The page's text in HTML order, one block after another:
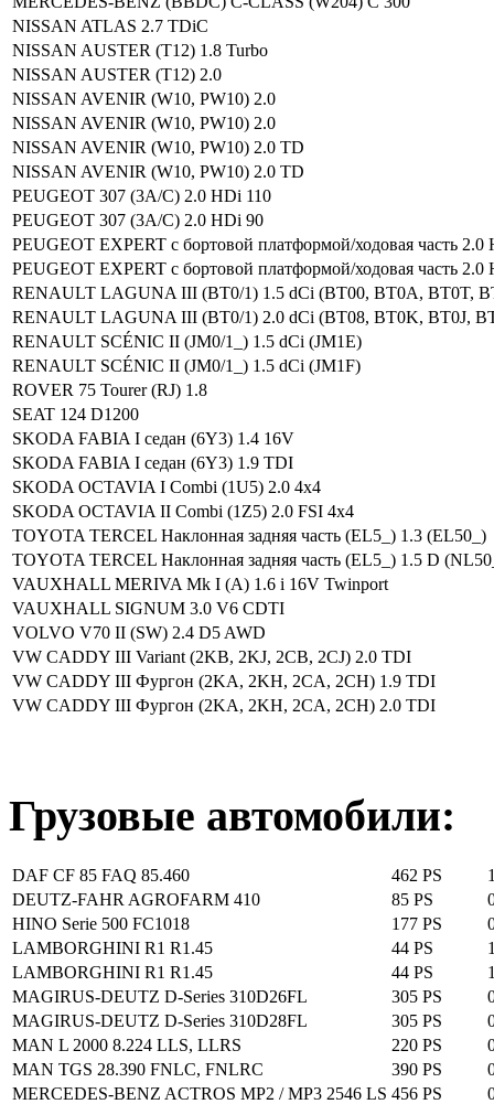
NISSAN ATLAS 2.7 TDiC
NISSAN AUSTER (T12) 1.8 Turbo
NISSAN AUSTER (T12) 2.0
NISSAN AVENIR (W10, PW10) 2.0
NISSAN AVENIR (W10, PW10) 2.0
NISSAN AVENIR (W10, PW10) 2.0 TD
NISSAN AVENIR (W10, PW10) 2.0 TD
PEUGEOT 307 (3A/C) 2.0 HDi 110
PEUGEOT 307 (3A/C) 2.0 HDi 90
PEUGEOT EXPERT c бортовой платформой/ходовая часть 2.0
PEUGEOT EXPERT c бортовой платформой/ходовая часть 2.0
RENAULT LAGUNA III (BT0/1) 1.5 dCi (BT00, BT0A, BT0T,
RENAULT LAGUNA III (BT0/1) 2.0 dCi (BT08, BT0K, BT0J,
RENAULT SCÉNIC II (JM0/1_) 1.5 dCi (JM1E)
RENAULT SCÉNIC II (JM0/1_) 1.5 dCi (JM1F)
ROVER 75 Tourer (RJ) 1.8
SEAT 124 D1200
SKODA FABIA I седан (6Y3) 1.4 16V
SKODA FABIA I седан (6Y3) 1.9 TDI
SKODA OCTAVIA I Combi (1U5) 2.0 4x4
SKODA OCTAVIA II Combi (1Z5) 2.0 FSI 4x4
TOYOTA TERCEL Наклонная задняя часть (EL5_) 1.3 (EL50_)
TOYOTA TERCEL Наклонная задняя часть (EL5_) 1.5 D
VAUXHALL MERIVA Mk I (A) 1.6 i 16V Twinport
VAUXHALL SIGNUM 3.0 V6 CDTI
VOLVO V70 II (SW) 2.4 D5 AWD
VW CADDY III Variant (2KB, 2KJ, 2CB, 2CJ) 2.0 TDI
VW CADDY III Фургон (2KA, 2KH, 2CA, 2CH) 1.9 TDI
VW CADDY III Фургон (2KA, 2KH, 2CA, 2CH) 2.0 TDI
Грузовые автомобили:
DAF CF 85 FAQ 85.460 462 PS
DEUTZ-FAHR AGROFARM 410
85 PS
HINO Serie 500 FC1018
177 PS
LAMBORGHINI R1 R1.45
44 PS
LAMBORGHINI R1 R1.45
44 PS
MAGIRUS-DEUTZ D-Series 310D26FL
305 PS
MAGIRUS-DEUTZ D-Series 310D28FL
305 PS
MAN L 2000 8.224 LLS, LLRS
220 PS
MAN TGS 28.390 FNLC, FNLRC
390 PS
MERCEDES-BENZ ACTROS MP2 / MP3 2546 LS 456 PS